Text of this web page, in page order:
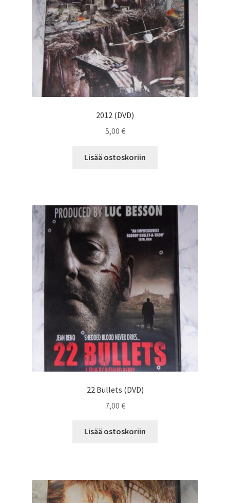
2012 (DVD)
5,00 €
Lisää ostoskoriin
22 Bullets (DVD)
7,00 €
Lisää ostoskoriin